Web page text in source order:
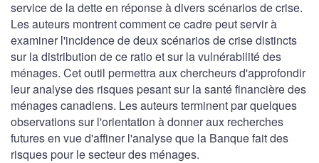
service de la dette en réponse à divers scénarios de crise.
Les auteurs montrent comment ce cadre peut servir à
examiner l'incidence de deux scénarios de crise distincts
sur la distribution de ce ratio et sur la vulnérabilité des
ménages. Cet outil permettra aux chercheurs d'approfondir
leur analyse des risques pesant sur la santé financière des
ménages canadiens. Les auteurs terminent par quelques
observations sur l'orientation à donner aux recherches
futures en vue d'affiner l'analyse que la Banque fait des
risques pour le secteur des ménages.